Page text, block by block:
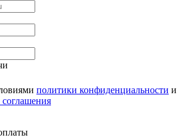
политики конфиденциальности и
соглашения